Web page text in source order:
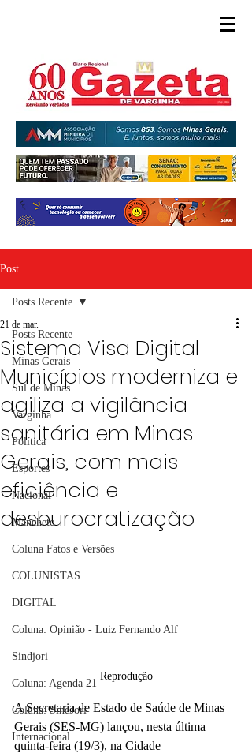
Post
Posts Recente
Minas Gerais
Sul de Minas
Varginha
Política
Esportes
Nacional
Manchete
Coluna Fatos e Versões
COLUNISTAS
DIGITAL
Coluna: Opinião - Luiz Fernando Alf
Sindjori
Coluna: Agenda 21
Coluna: SindJori
Internacional
Posts Recente
Sistema Visa Digital
Municípios moderniza e
agiliza a vigilância
sanitária em Minas
Gerais, com mais
eficiência e
desburocratização
21 de mar.
Reprodução
A Secretaria de Estado de Saúde de Minas
Gerais (SES-MG) lançou, nesta última
quinta-feira (19/3), na Cidade